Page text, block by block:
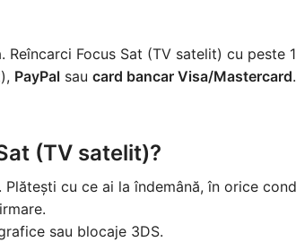
Focus Sat (TV satelit) cu
PayPalsau card bancar Visa/Mastercard
(TV satelit)?
cu ce ai la îndemână, în orice
sau blocaje 3DS.